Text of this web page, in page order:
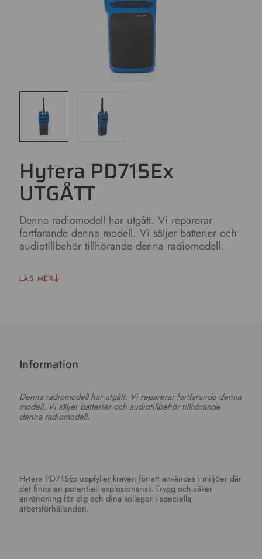
Hytera PD715Ex
UTGÅTT
Denna radiomodell har utgått. Vi reparerar
fortfarande denna modell. Vi säljer batterier och
audiotillbehör tillhörande denna radiomodell.
LÄS MER
Information
Denna radiomodell har utgått. Vi reparerar fortfarande denna
modell. Vi säljer batterier och audiotillbehör tillhörande
denna radiomodell.
Hytera PD715Ex uppfyller kraven för att användas i miljöer där
det finns en potentiell explosionsrisk. Trygg och säker
användning för dig och dina kollegor i speciella
arbetsförhållanden.